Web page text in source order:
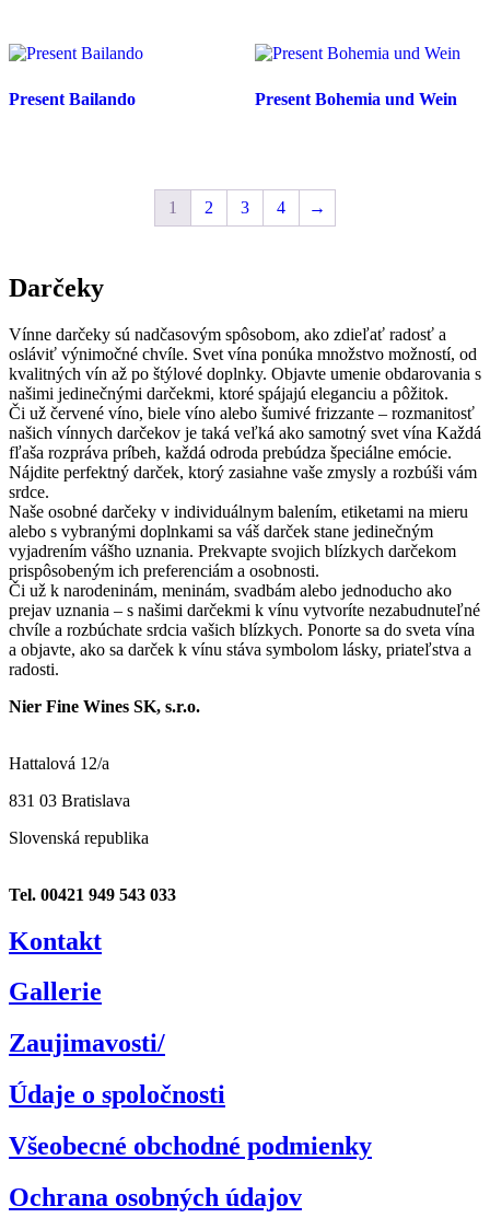
Present Bailando Present Bohemia und Wein
1 2 3 4 →
Darčeky
Vínne darčeky sú nadčasovým spôsobom, ako zdieľať radosť a
osláviť výnimočné chvíle. Svet vína ponúka množstvo možností, od
kvalitných vín až po štýlové doplnky. Objavte umenie obdarovania s
našimi jedinečnými darčekmi, ktoré spájajú eleganciu a pôžitok.
Či už červené víno, biele víno alebo šumivé frizzante – rozmanitosť
našich vínnych darčekov je taká veľká ako samotný svet vína Každá
fľaša rozpráva príbeh, každá odroda prebúdza špeciálne emócie.
Nájdite perfektný darček, ktorý zasiahne vaše zmysly a rozbúši vám
srdce.
Naše osobné darčeky v individuálnym balením, etiketami na mieru
alebo s vybranými doplnkami sa váš darček stane jedinečným
vyjadrením vášho uznania. Prekvapte svojich blízkych darčekom
prispôsobeným ich preferenciám a osobnosti.
Či už k narodeninám, meninám, svadbám alebo jednoducho ako
prejav uznania – s našimi darčekmi k vínu vytvoríte nezabudnuteľné
chvíle a rozbúchate srdcia vašich blízkych. Ponorte sa do sveta vína
a objavte, ako sa darček k vínu stáva symbolom lásky, priateľstva a
radosti.
Nier Fine Wines SK, s.r.o.
Hattalová 12/a
831 03 Bratislava
Slovenská republika
Tel. 00421 949 543 033
Kontakt
Gallerie
Zaujimavosti/
Údaje o spoločnosti
Všeobecné obchodné podmienky
Ochrana osobných údajov